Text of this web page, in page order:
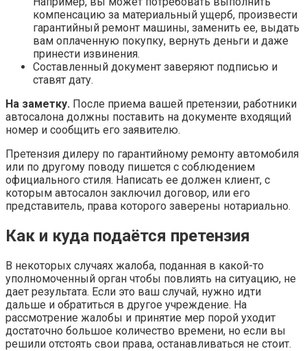
компенсацию за материальный ущерб, произвести
гарантийный ремонт машины, заменить ее, выдать
вам оплаченную покупку, вернуть деньги и даже
принести извинения.
Составленный документ заверяют подписью и
ставят дату.
На заметку. После приема вашей претензии, работники
автосалона должны поставить на документе входящий
номер и сообщить его заявителю.
Претензия дилеру по гарантийному ремонту автомобиля
или по другому поводу пишется с соблюдением
официального стиля. Написать ее должен клиент, с
которым автосалон заключил договор, или его
представитель, права которого заверены нотариально.
Как и куда подаётся претензия
В некоторых случаях жалоба, поданная в какой-то
уполномоченный орган чтобы повлиять на ситуацию, не
дает результата. Если это ваш случай, нужно идти
дальше и обратиться в другое учреждение. На
рассмотрение жалобы и принятие мер порой уходит
достаточно большое количество времени, но если вы
решили отстоять свои права, останавливаться не стоит.